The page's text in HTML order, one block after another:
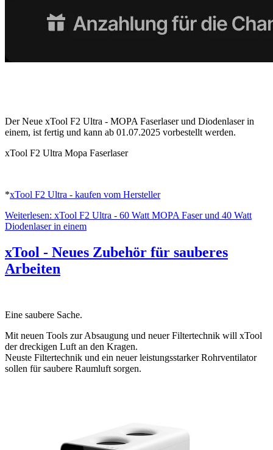
Der Neue xTool F2 Ultra - MOPA Faserlaser und Diodenlaser in
einem, ist fertig und kann ab 01.07.2025 vorbestellt werden.
xTool F2 Ultra Mopa Faserlaser
*xTool F2 Ultra - kaufen vom Hersteller
Weiterlesen: xTool F2 Ultra - 60 Watt MOPA Faser und 40 Watt
Diodenlaser in einem
xTool - Neues Zubehör für sauberes
Arbeiten
Eine saubere Sache.
Mit neuen Tools zur Absaugung und neuer Filtertechnik will xTool
der dreckigen Luft an den Kragen.
Neuste Filtertechnik und ein neuer leistungsstarker Rohrventilator
sollen für saubere Raumluft sorgen.